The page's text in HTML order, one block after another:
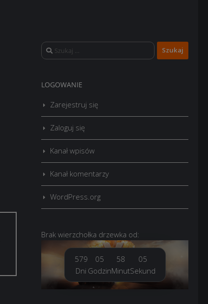
Szukaj:
LOGOWANIE
Zarejestruj się
Zaloguj się
Kanał wpisów
Kanał komentarzy
WordPress.org
Brak wierzchołka drzewka od:
579
Dni
05
Godzin
58
Minut
07
Sekund